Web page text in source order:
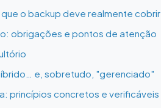
o backup deve realmente cobrir
obrigações e pontos de atenção
e, sobretudo, "gerenciado"
princípios concretos e verificáveis